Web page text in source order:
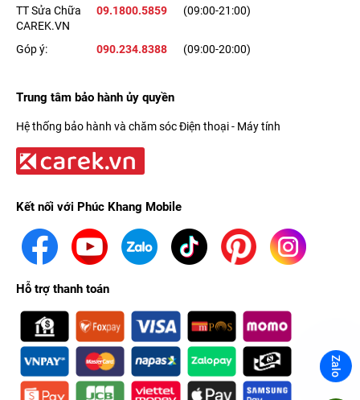
TT Sửa Chữa
CAREK.VN
09.1800.5859 (09:00-21:00)
Góp ý: 090.234.8388 (09:00-20:00)
Trung tâm bảo hành ủy quyền
Hệ thống bảo hành và chăm sóc Điện thoại - Máy tính
Kết nối với Phúc Khang Mobile
Hỗ trợ thanh toán
Zalo